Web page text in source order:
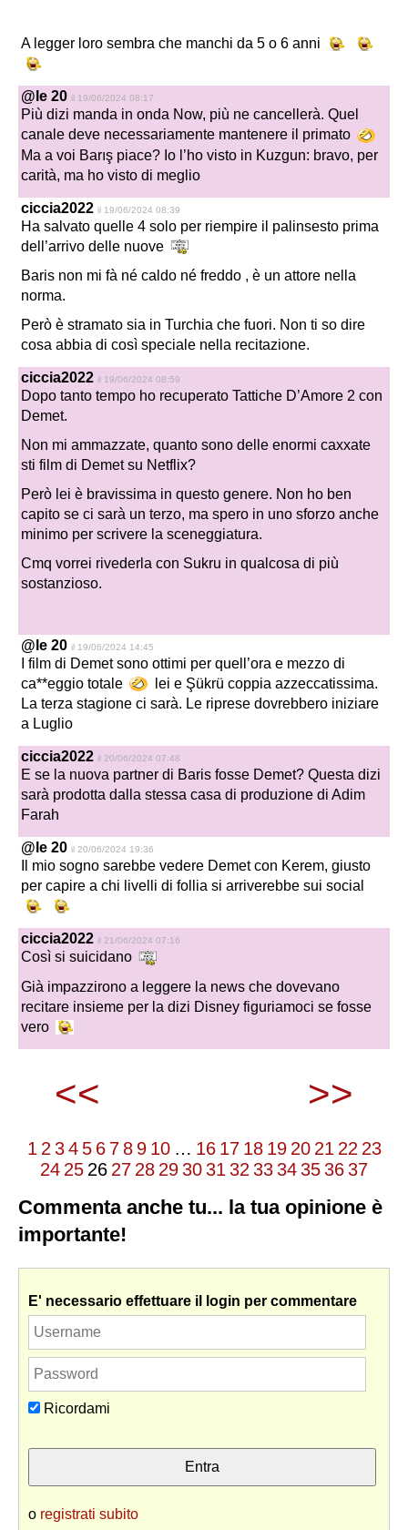
A legger loro sembra che manchi da 5 o 6 anni
@le 20 il 19/06/2024 08:17
Più dizi manda in onda Now, più ne cancellerà. Quel
canale deve necessariamente mantenere il primato
Ma a voi Barış piace? Io l’ho visto in Kuzgun: bravo, per
carità, ma ho visto di meglio
ciccia2022 il 19/06/2024 08:39
Ha salvato quelle 4 solo per riempire il palinsesto prima
dell’arrivo delle nuove
Baris non mi fà né caldo né freddo , è un attore nella
norma.
Però è stramato sia in Turchia che fuori. Non ti so dire
cosa abbia di così speciale nella recitazione.
ciccia2022 il 19/06/2024 08:59
Dopo tanto tempo ho recuperato Tattiche D’Amore 2 con
Demet.
Non mi ammazzate, quanto sono delle enormi caxxate
sti film di Demet su Netflix?
Però lei è bravissima in questo genere. Non ho ben
capito se ci sarà un terzo, ma spero in uno sforzo anche
minimo per scrivere la sceneggiatura.
Cmq vorrei rivederla con Sukru in qualcosa di più
sostanzioso.
@le 20 il 19/06/2024 14:45
I film di Demet sono ottimi per quell’ora e mezzo di
ca**eggio totale
lei e Şükrü coppia azzeccatissima.
La terza stagione ci sarà. Le riprese dovrebbero iniziare
a Luglio
ciccia2022 il 20/06/2024 07:48
E se la nuova partner di Baris fosse Demet? Questa dizi
sarà prodotta dalla stessa casa di produzione di Adim
Farah
@le 20 il 20/06/2024 19:36
Il mio sogno sarebbe vedere Demet con Kerem, giusto
per capire a chi livelli di follia si arriverebbe sui social
ciccia2022 il 21/06/2024 07:16
Così si suicidano
Già impazzirono a leggere la news che dovevano
recitare insieme per la dizi Disney figuriamoci se fosse
vero
<< >>
1 2 3 4 5 6 7 8 9 10 … 16 17 18 19 20 21 22 23
24 25 26 27 28 29 30 31 32 33 34 35 36 37
Commenta anche tu... la tua opinione è
importante!
E' necessario effettuare il login per commentare
Ricordami
o registrati subito